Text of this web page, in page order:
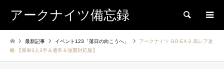
アークナイツ備忘録 検索
最新記事 イベント123「落日の向こうへ」
アークナイツ GO-EX-2 高レア攻
略 【簡単3人3手＆通常＆強襲対応版】